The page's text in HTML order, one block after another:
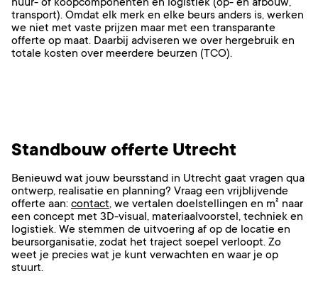
transport). Omdat elk merk en elke beurs anders is, werken
we niet met vaste prijzen maar met een transparante
offerte op maat. Daarbij adviseren we over hergebruik en
totale kosten over meerdere beurzen (TCO).
Standbouw offerte Utrecht
Benieuwd wat jouw beursstand in Utrecht gaat vragen qua
ontwerp, realisatie en planning? Vraag een vrijblijvende
offerte aan: contact, we vertalen doelstellingen en m² naar
een concept met 3D-visual, materiaalvoorstel, techniek en
logistiek. We stemmen de uitvoering af op de locatie en
beursorganisatie, zodat het traject soepel verloopt. Zo
weet je precies wat je kunt verwachten en waar je op
stuurt.